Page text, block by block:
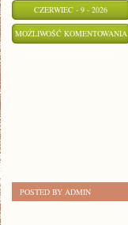
CZERWIEC - 9 - 2026
MOŻLIWOŚĆ KOMENTOWANIA
POSTED BY ADMIN